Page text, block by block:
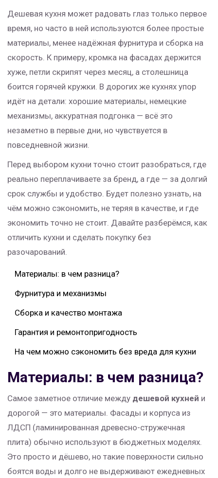
Дешевая кухня может радовать глаз только первое
время, но часто в ней используются более простые
материалы, менее надёжная фурнитура и сборка на
скорость. К примеру, кромка на фасадах держится
хуже, петли скрипят через месяц, а столешница
боится горячей кружки. В дорогих же кухнях упор
идёт на детали: хорошие материалы, немецкие
механизмы, аккуратная подгонка — всё это
незаметно в первые дни, но чувствуется в
повседневной жизни.
Перед выбором кухни точно стоит разобраться, где
реально переплачиваете за бренд, а где — за долгий
срок службы и удобство. Будет полезно узнать, на
чём можно сэкономить, не теряя в качестве, и где
экономить точно не стоит. Давайте разберёмся, как
отличить кухни и сделать покупку без
разочарований.
Материалы: в чем разница?
Фурнитура и механизмы
Сборка и качество монтажа
Гарантия и ремонтопригодность
На чем можно сэкономить без вреда для кухни
Материалы: в чем разница?
Самое заметное отличие между дешевой кухней и
дорогой — это материалы. Фасады и корпуса из
ЛДСП (ламинированная древесно-стружечная
плита) обычно используют в бюджетных моделях.
Это просто и дёшево, но такие поверхности сильно
боятся воды и долго не выдерживают ежедневных